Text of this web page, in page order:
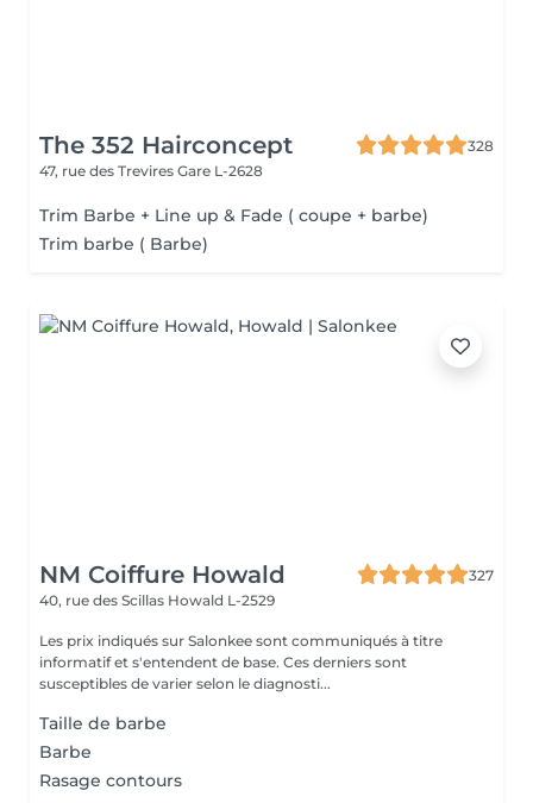
The 352 Hairconcept
328
47, rue des Trevires Gare L-2628
Trim Barbe + Line up & Fade ( coupe + barbe)
Trim barbe ( Barbe)
NM Coiffure Howald
327
40, rue des Scillas Howald L-2529
Les prix indiqués sur Salonkee sont communiqués à titre
informatif et s'entendent de base. Ces derniers sont
susceptibles de varier selon le diagnosti...
Taille de barbe
Barbe
Rasage contours